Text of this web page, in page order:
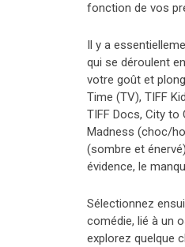
fonction de vos
Il y a
qui se déroulent
votre goût et
Time (TV), TIFF
TIFF Docs, City to
Madness (choc/
(sombre et
évidence, le
Sélectionnez
comédie, lié à un
explorez quelque